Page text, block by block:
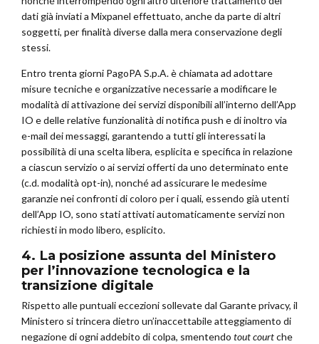
dati già inviati a Mixpanel effettuato, anche da parte di altri
soggetti, per finalità diverse dalla mera conservazione degli
stessi.
Entro trenta giorni PagoPA S.p.A. è chiamata ad adottare
misure tecniche e organizzative necessarie a modificare le
modalità di attivazione dei servizi disponibili all’interno dell’App
IO e delle relative funzionalità di notifica push e di inoltro via
e-mail dei messaggi, garantendo a tutti gli interessati la
possibilità di una scelta libera, esplicita e specifica in relazione
a ciascun servizio o ai servizi offerti da uno determinato ente
(c.d. modalità opt-in), nonché ad assicurare le medesime
garanzie nei confronti di coloro per i quali, essendo già utenti
dell’App IO, sono stati attivati automaticamente servizi non
richiesti in modo libero, esplicito.
4. La posizione assunta del Ministero
per l’innovazione tecnologica e la
transizione digitale
Rispetto alle puntuali eccezioni sollevate dal Garante privacy, il
Ministero si trincera dietro un’inaccettabile atteggiamento di
negazione di ogni addebito di colpa, smentendo tout courtche